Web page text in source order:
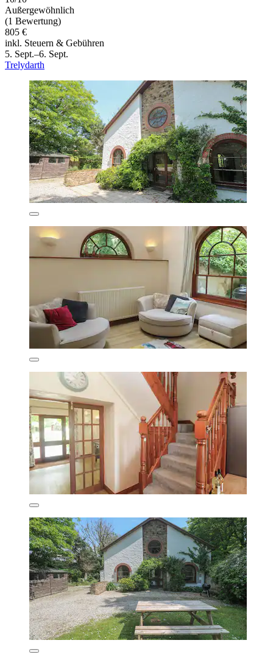
Außergewöhnlich
(1 Bewertung)
805 €
inkl. Steuern & Gebühren
5. Sept.–6. Sept.
Trelydarth